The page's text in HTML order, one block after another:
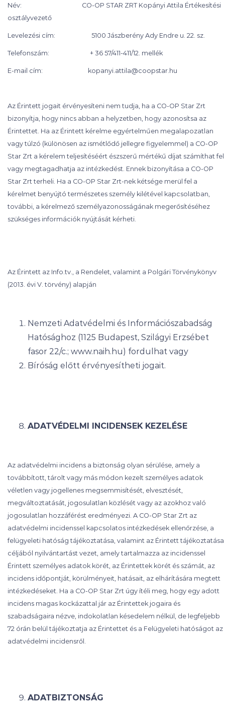
Név: CO-OP STAR ZRT Kopányi Attila Értékesítési
osztályvezető
Levelezési cím: 5100 Jászberény Ady Endre u. 22. sz.
Telefonszám: + 36 57/411-411/12. mellék
E-mail cím: kopanyi.attila@coopstar.hu
Az Érintett jogait érvényesíteni nem tudja, ha a CO-OP Star Zrt
bizonyítja, hogy nincs abban a helyzetben, hogy azonosítsa az
Érintettet. Ha az Érintett kérelme egyértelműen megalapozatlan
vagy túlzó (különösen az ismétlődő jellegre figyelemmel) a CO-OP
Star Zrt a kérelem teljesítéséért észszerű mértékű díjat számíthat fel
vagy megtagadhatja az intézkedést. Ennek bizonyítása a CO-OP
Star Zrt terheli. Ha a CO-OP Star Zrt-nek kétsége merül fel a
kérelmet benyújtó természetes személy kilétével kapcsolatban,
további, a kérelmező személyazonosságának megerősítéséhez
szükséges információk nyújtását kérheti.
Az Érintett az Info.tv., a Rendelet, valamint a Polgári Törvénykönyv
(2013. évi V. törvény) alapján
Nemzeti Adatvédelmi és Információszabadság
Hatósághoz (1125 Budapest, Szilágyi Erzsébet
fasor 22/c.; www.naih.hu) fordulhat vagy
Bíróság előtt érvényesítheti jogait.
ADATVÉDELMI INCIDENSEK KEZELÉSE
Az adatvédelmi incidens a biztonság olyan sérülése, amely a
továbbított, tárolt vagy más módon kezelt személyes adatok
véletlen vagy jogellenes megsemmisítését, elvesztését,
megváltoztatását, jogosulatlan közlését vagy az azokhoz való
jogosulatlan hozzáférést eredményezi. A CO-OP Star Zrt az
adatvédelmi incidenssel kapcsolatos intézkedések ellenőrzése, a
felügyeleti hatóság tájékoztatása, valamint az Érintett tájékoztatása
céljából nyilvántartást vezet, amely tartalmazza az incidenssel
Érintett személyes adatok körét, az Érintettek körét és számát, az
incidens időpontját, körülményeit, hatásait, az elhárítására megtett
intézkedéseket. Ha a CO-OP Star Zrt úgy ítéli meg, hogy egy adott
incidens magas kockázattal jár az Érintettek jogaira és
szabadságaira nézve, indokolatlan késedelem nélkül, de legfeljebb
72 órán belül tájékoztatja az Érintettet és a Felügyeleti hatóságot az
adatvédelmi incidensről.
ADATBIZTONSÁG